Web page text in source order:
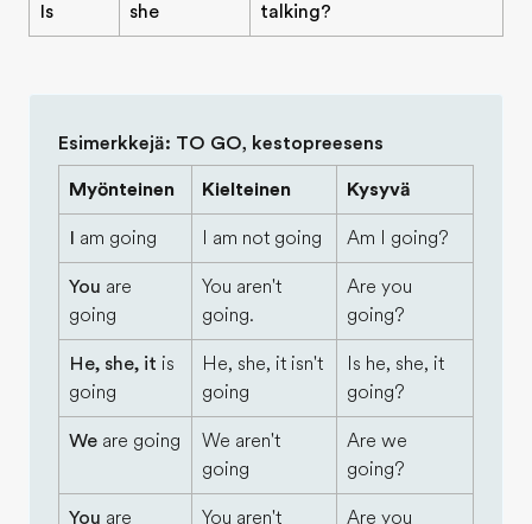
Is she talking?
Esimerkkejä: TO GO, kestopreesens
Myönteinen Kielteinen Kysyvä
I am going I am not going Am I going?
You are
going
You aren't
going.
Are you
going?
He, she, it is
going
He, she, it isn't
going
Is he, she, it
going?
We are going
We aren't
going
Are we
going?
You are
You aren't
Are you